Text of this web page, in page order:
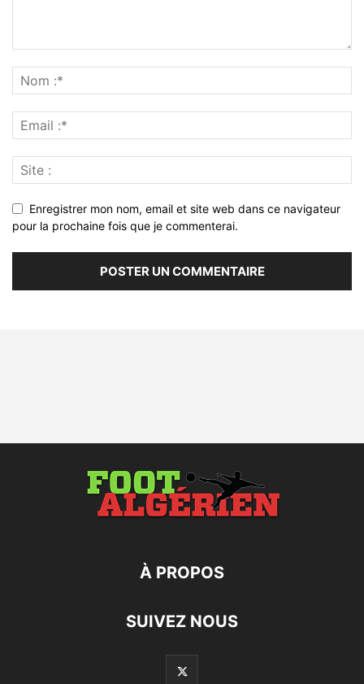
Enregistrer mon nom, email et site web dans ce navigateur
pour la prochaine fois que je commenterai.
À PROPOS
SUIVEZ NOUS